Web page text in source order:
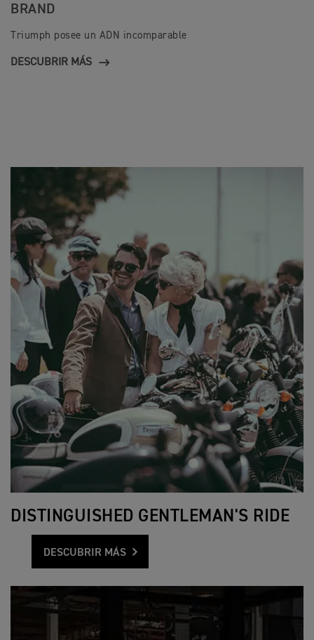
BRAND
Triumph posee un ADN incomparable
DESCUBRIR MÁS
DISTINGUISHED GENTLEMAN'S RIDE
DESCUBRIR MÁS